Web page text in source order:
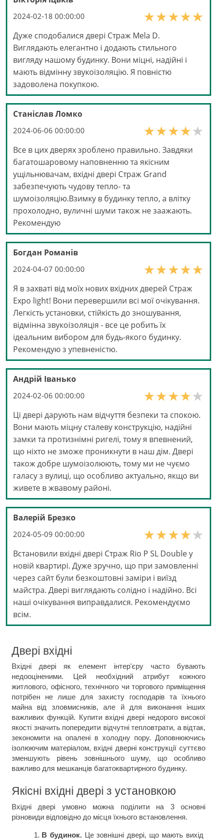
2024-02-18 00:00:00
Дуже сподобалися двері Страж Mela D.
Виглядають елегантно і додають стильного
вигляду нашому будинку. Вони міцні, надійні і
мають відмінну звукоізоляцію. Я повністю
задоволена покупкою.
Станіслав Ломко
2024-06-06 00:00:00
Все в цих дверях зроблено правильно. Завдяки
багатошаровому наповненню та якісним
ущільнювачам, вхідні двері Страж Grand
забезпечують чудову тепло- та
шумоізоляцію.Взимку в будинку тепло, а влітку
прохолодно, вуличні шуми також не заажають.
Рекомендую
Богдан Романів
2024-04-07 00:00:00
Я в захваті від моїх нових вхідних дверей Страж
Expo light! Вони перевершили всі мої очікування.
Легкість установки, стійкість до зношування,
відмінна звукоізоляція - все це робить їх
ідеальним вибором для будь-якого будинку.
Рекомендую з упевненістю.
Андрій Іванько
2024-02-06 00:00:00
Ці двері дарують нам відчуття безпеки та спокою.
Вони мають міцну сталеву конструкцію, надійні
замки та протизнімні ригелі, тому я впевнений,
що ніхто не зможе проникнути в наш дім. Двері
також добре шумоізолюють, тому ми не чуємо
галасу з вулиці, що особливо актуально, якщо ви
живете в жвавому районі.
Валерій Брезко
2024-05-09 00:00:00
Встановили вхідні двері Страж Rio P SL Double у
новій квартирі. Дуже зручно, що при замовленні
через сайт були безкоштовні заміри і виїзд
майстра. Двері виглядають солідно і надійно. Всі
наші очікування виправдалися. Рекомендуємо
всім.
Двері вхідні
Вхідні двері як елемент інтер'єру часто бувають
недооціненими. Цей необхідний атрибут кожного
житлового, офісного, технічного чи торгового приміщення
потрібен не лише для захисту господарів та їхнього
майна від зловмисників, але й для виконання інших
важливих функцій.
Купити вхідні двері недорого високої
якості значить попередити відчутні тепловтрати, а відтак,
зекономити на опалені в холодну пору. Доповнюючись
ізолюючим матеріалом, вхідні дверні конструкції суттєво
зменшують рівень зовнішнього шуму, що особливо
важливо для мешканців багатоквартирного будинку.
Якісні вхідні двері з установкою
Вхідні двері умовно можна поділити на 3 основні
різновиди відповідно до місця їхнього встановлення.
В будинок. Це зовнішні двері, що мають вихід